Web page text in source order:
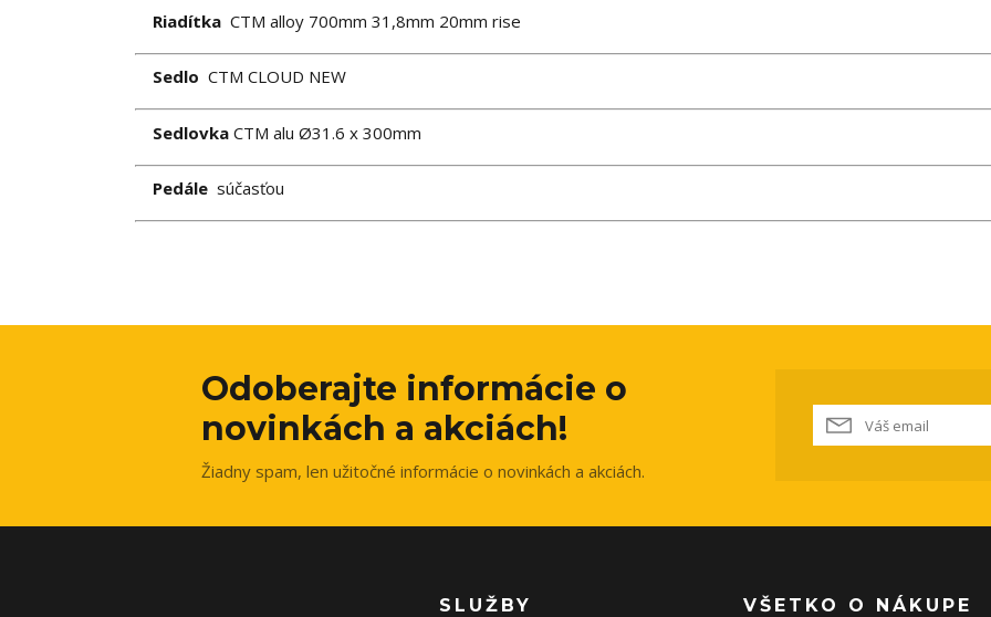
Riadítka CTM alloy 700mm 31,8mm 20mm rise
Sedlo CTM CLOUD NEW
Sedlovka CTM alu Ø31.6 x 300mm
Pedále súčasťou
Odoberajte informácie o
novinkách a akciách!
Žiadny spam, len užitočné informácie o novinkách a akciách.
SLUŽBY VŠETKO O NÁKUPE